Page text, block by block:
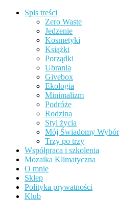
Spis treści
Zero Waste
Jedzenie
Kosmetyki
Książki
Porządki
Ubrania
Givebox
Ekologia
Minimalizm
Podróże
Rodzina
Styl życia
Mój Świadomy Wybór
Trzy po trzy
Współpraca i szkolenia
Mozaika Klimatyczna
O mnie
Sklep
Polityka prywatności
Klub